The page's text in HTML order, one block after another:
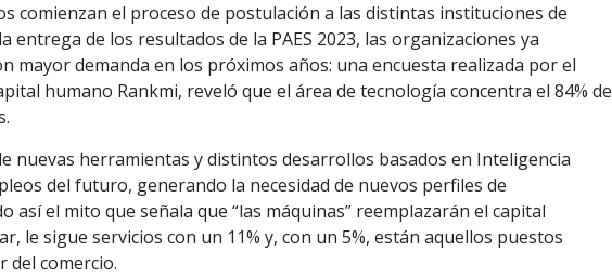
comienzan el proceso de postulación a las distintas instituciones de
entrega de los resultados de la PAES 2023, las organizaciones ya
mayor demanda en los próximos años: una encuesta realizada por el
humano Rankmi, reveló que el área de tecnología concentra el 84% de
nuevas herramientas y distintos desarrollos basados en Inteligencia
del futuro, generando la necesidad de nuevos perfiles de
así el mito que señala que “las máquinas” reemplazarán el capital
le sigue servicios con un 11% y, con un 5%, están aquellos puestos
del comercio.